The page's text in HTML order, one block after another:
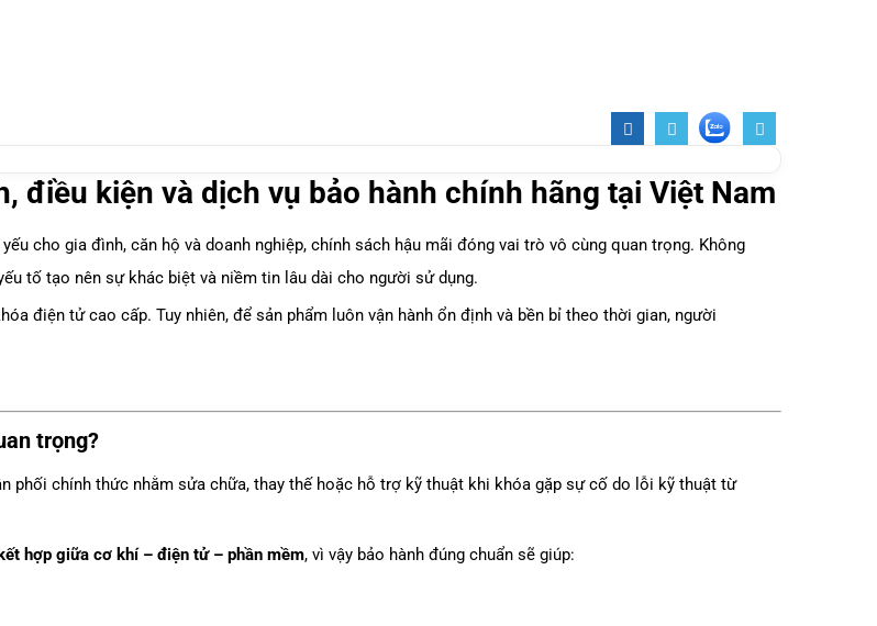
điều kiện và dịch vụ bảo hành chính hãng tại Việt Nam
cho gia đình, căn hộ và doanh nghiệp, chính sách hậu mãi đóng vai trò vô cùng quan trọng. Không
tố tạo nên sự khác biệt và niềm tin lâu dài cho người sử dụng.
điện tử cao cấp. Tuy nhiên, để sản phẩm luôn vận hành ổn định và bền bỉ theo thời gian, người
trọng?
phối chính thức nhằm sửa chữa, thay thế hoặc hỗ trợ kỹ thuật khi khóa gặp sự cố do lỗi kỹ thuật từ
kết hợp giữa cơ khí – điện tử – phần mềm, vì vậy bảo hành đúng chuẩn sẽ giúp: